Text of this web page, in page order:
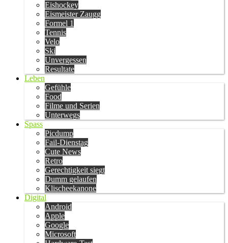
Eishockey
Eismeister Zaugg
Formel 1
Tennis
Velo
Ski
Unvergessen
Resultate
Leben
Gefühle
Food
Filme und Serien
Unterwegs
Spass
Picdump
Fail-Dienstag
Cute News
Retro
Gerechtigkeit siegt
Dumm gelaufen
Klischeekanone
Digital
Android
Apple
Google
Microsoft